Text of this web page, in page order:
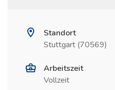
Standort
Stuttgart (70569)
Arbeitszeit
Vollzeit